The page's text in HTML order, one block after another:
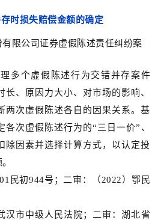
时损失赔偿金额的确定
限公司证券虚假陈述责任纠纷案
多个虚假陈述行为交错并存案件
长、原因力大小、对市场的影响、
两次虚假陈述各自的因果关系。基
次虚假陈述行为的“三日一价”、
除因素并选择计算方式，以认定投
民初944号；二审：（2022）鄂民
汉市中级人民法院；二审：湖北省